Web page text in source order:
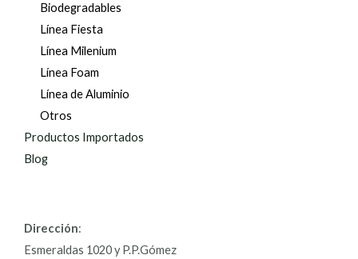
Biodegradables
Línea Fiesta
Línea Milenium
Línea Foam
Línea de Aluminio
Otros
Productos Importados
Blog
Dirección:
Esmeraldas 1020 y P.P.Gómez